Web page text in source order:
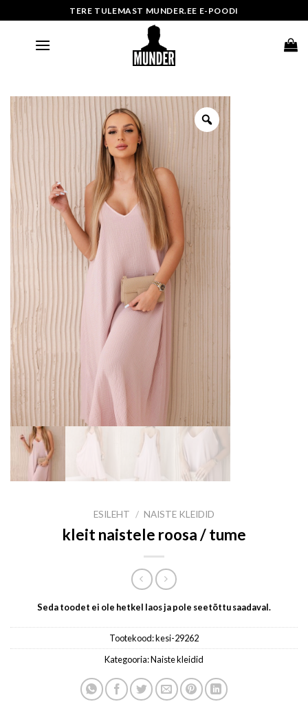
to
TERE TULEMAST MUNDER.EE E-POODI
ESILEHT / NAISTE KLEIDID
kleit naistele roosa / tume
Seda toodet ei ole hetkel laos ja pole seetõttu saadaval.
Tootekood:kesi-29262
Kategooria:Naiste kleidid